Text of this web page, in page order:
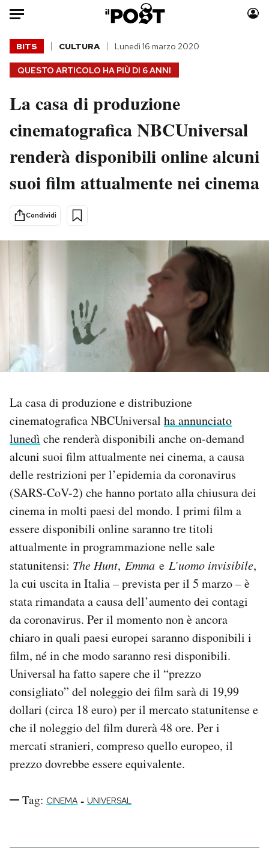
Auto
HOME
Italia
Politica
Tecnologia
Scienza
Cultura
Economia
Sport
Moda
Consumismi
Storie/Idee
Media
Mondiali calcio 2026
NEWSLETTER
I MIEI PREFERITI
CALENDARIO
AREA PERSONALE
Area Personale
Newsletter
Notifiche mobile
Regala il Post
Hai bisogno di aiuto?
QUESTO ARTICOLO HA PIÙ DI 6 ANNI
BITS CULTURA Lunedì 16 marzo 2020
La casa di produzione
cinematografica NBCUniversal
renderà disponibili online alcuni
suoi film attualmente nei cinema
Condividi
La casa di produzione e distribuzione
cinematografica NBCUniversal ha annunciato
lunedì che renderà disponibili anche on-demand
alcuni suoi film attualmente nei cinema, a causa
delle restrizioni per l’epidemia da coronavirus
(SARS-CoV-2) che hanno portato alla chiusura dei
cinema in molti paesi del mondo. I primi film a
essere disponibili online saranno tre titoli
attualmente in programmazione nelle sale
statunitensi: The Hunt, Emma e L’uomo invisibile,
la cui uscita in Italia – prevista per il 5 marzo – è
stata rimandata a causa dell’aumento dei contagi
da coronavirus. Per il momento non è ancora
chiaro in quali paesi europei saranno disponibili i
film, né in che modo saranno resi disponibili.
Universal ha fatto sapere che il “prezzo
consigliato” del noleggio dei film sarà di 19,99
dollari (circa 18 euro) per il mercato statunitense e
che il noleggio del film durerà 48 ore. Per i
mercati stranieri, compreso quello europeo, il
prezzo dovrebbe essere equivalente.
Tag: CINEMA - UNIVERSAL